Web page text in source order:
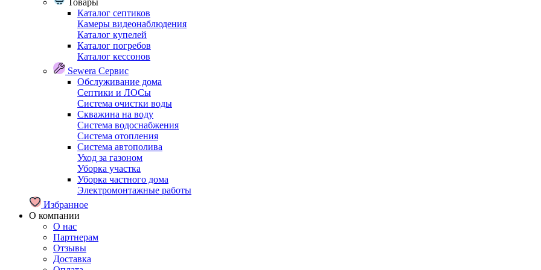
Товары
Каталог септиков
Камеры видеонаблюдения
Каталог купелей
Каталог погребов
Каталог кессонов
Sewera Сервис
Обслуживание дома
Септики и ЛОСы
Система очистки воды
Скважина на воду
Система водоснабжения
Система отопления
Система автополива
Уход за газоном
Уборка участка
Уборка частного дома
Электромонтажные работы
Избранное
О компании
О нас
Партнерам
Отзывы
Доставка